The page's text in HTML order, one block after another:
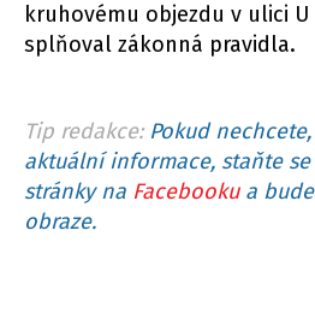
kruhovému objezdu v ulici
splňoval zákonná pravidla.
Tip redakce: Pokud
aktuální informace, staňte
stránky na Facebookua
obraze.